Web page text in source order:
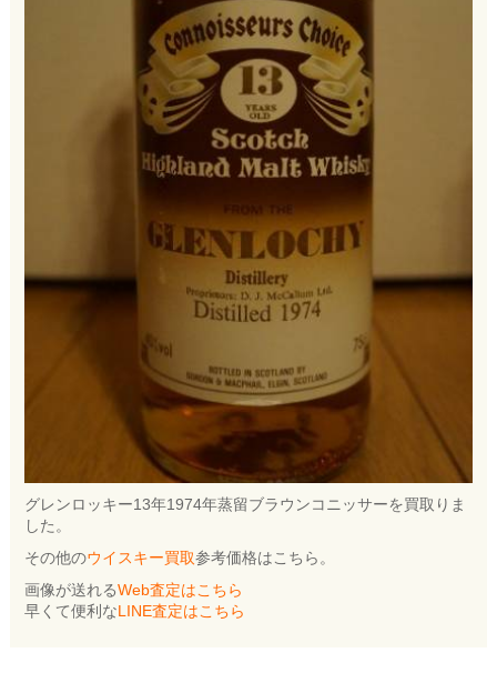
グレンロッキー13年1974年蒸留ブラウンコニッサーを買取りま
した。
その他のウイスキー買取参考価格はこちら。
画像が送れるWeb査定はこちら
早くて便利なLINE査定はこちら